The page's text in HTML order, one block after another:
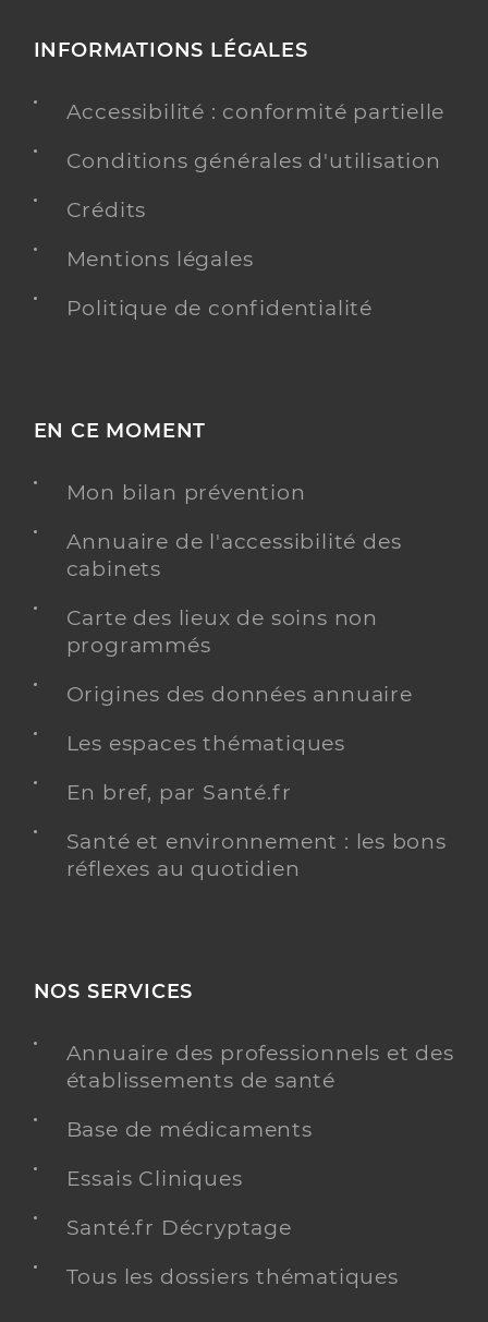
INFORMATIONS LÉGALES
Accessibilité : conformité partielle
Conditions générales d'utilisation
Crédits
Mentions légales
Politique de confidentialité
EN CE MOMENT
Mon bilan prévention
Annuaire de l'accessibilité des
cabinets
Carte des lieux de soins non
programmés
Origines des données annuaire
Les espaces thématiques
En bref, par Santé.fr
Santé et environnement : les bons
réflexes au quotidien
NOS SERVICES
Annuaire des professionnels et des
établissements de santé
Base de médicaments
Essais Cliniques
Santé.fr Décryptage
Tous les dossiers thématiques